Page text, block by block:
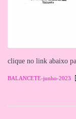
clique no link abaixo
BALANCETE-junho-2023